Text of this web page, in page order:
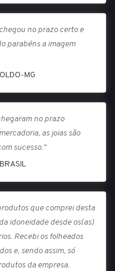
no prazo certo e
parabéns a imagem
MG
no prazo
as joias são
sucesso."
que comprei desta
idoneidade desde os(as)
Recebi os folheados
e, sendo assim, só
da empresa.